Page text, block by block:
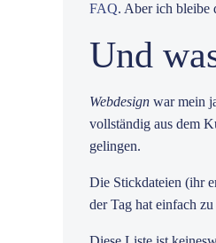
FAQ. Aber ich bleibe
Und
Webdesign war mein
vollständig aus dem
gelingen.
Die Stickdateien (ihr
der Tag hat einfach